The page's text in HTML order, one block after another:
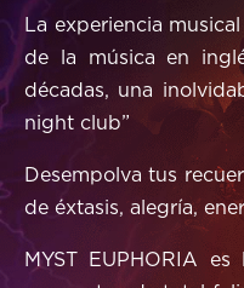
La experiencia
de la música en
décadas, una
night club”
Desempolva tus
de éxtasis, alegría,
MYST EUPHORIA